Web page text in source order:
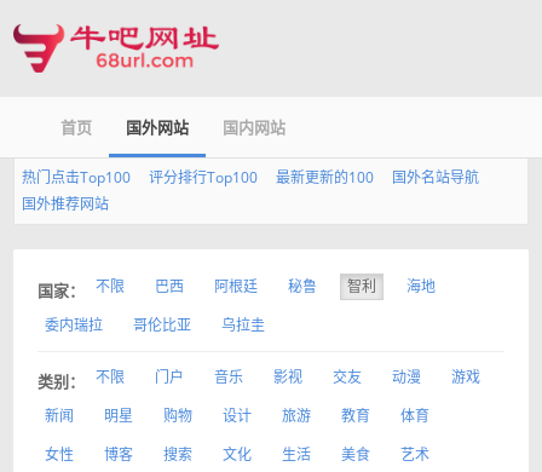
首页 国外网站 国内网站
热门点击Top100 评分排行Top100 最新更新的100
国外名站导航
国外推荐网站
国家： 不限 巴西 阿根廷 秘鲁 智利
海地
委内瑞拉
哥伦比亚 乌拉圭
类别： 不限 门户 音乐 影视 交友 动漫
游戏
新闻
明星 购物 设计 旅游 教育
体育
女性
博客 搜索 文化 生活 美食
艺术